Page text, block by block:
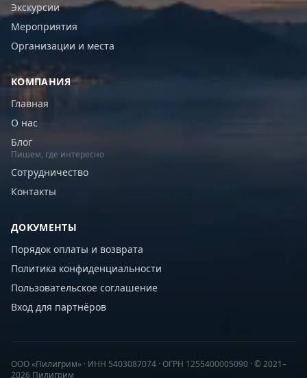
Экскурсии
Мероприятия
Организации и места
КОМПАНИЯ
Главная
О нас
Блог
Пишем, где интересно
Сотрудничество
Контакты
ДОКУМЕНТЫ
Порядок оплаты и возврата
Политика конфиденциальности
Пользовательское соглашение
Вход для партнёров
ООО «Пилигрим» · ИНН 5403087074 · ОГРН 1255400005090 · © 2021–
2026 Пилигрим